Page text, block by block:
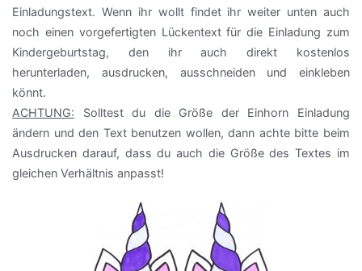
Einladungstext. Wenn ihr wollt findet ihr weiter unten auch
noch einen vorgefertigten Lückentext für die Einladung zum
Kindergeburtstag, den ihr auch direkt kostenlos
herunterladen, ausdrucken, ausschneiden und einkleben
könnt.
ACHTUNG: Solltest du die Größe der Einhorn Einladung
ändern und den Text benutzen wollen, dann achte bitte beim
Ausdrucken darauf, dass du auch die Größe des Textes im
gleichen Verhältnis anpasst!